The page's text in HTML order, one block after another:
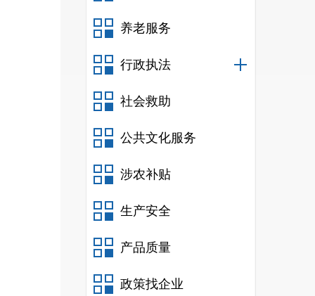
养老服务
行政执法
社会救助
公共文化服务
涉农补贴
生产安全
产品质量
政策找企业